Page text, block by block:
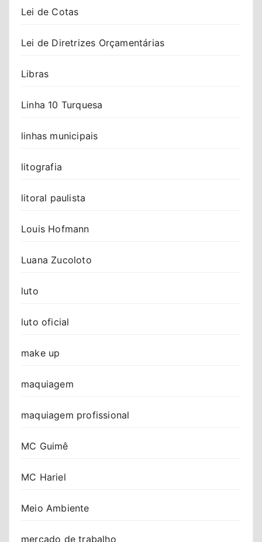
Lei de Cotas
Lei de Diretrizes Orçamentárias
Libras
Linha 10 Turquesa
linhas municipais
litografia
litoral paulista
Louis Hofmann
Luana Zucoloto
luto
luto oficial
make up
maquiagem
maquiagem profissional
MC Guimê
MC Hariel
Meio Ambiente
mercado de trabalho